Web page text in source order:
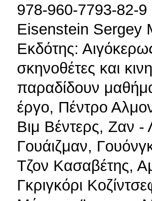
978-960-7793-82-9
Eisenstein Sergey
Εκδότης:
σκηνοθέτες και
παραδίδουν
έργο, Πέντρο
Βιμ Βέντερς, Ζαν -
Γουάιζμαν,
Τζον Κασαβέτης,
Γκριγκόρι